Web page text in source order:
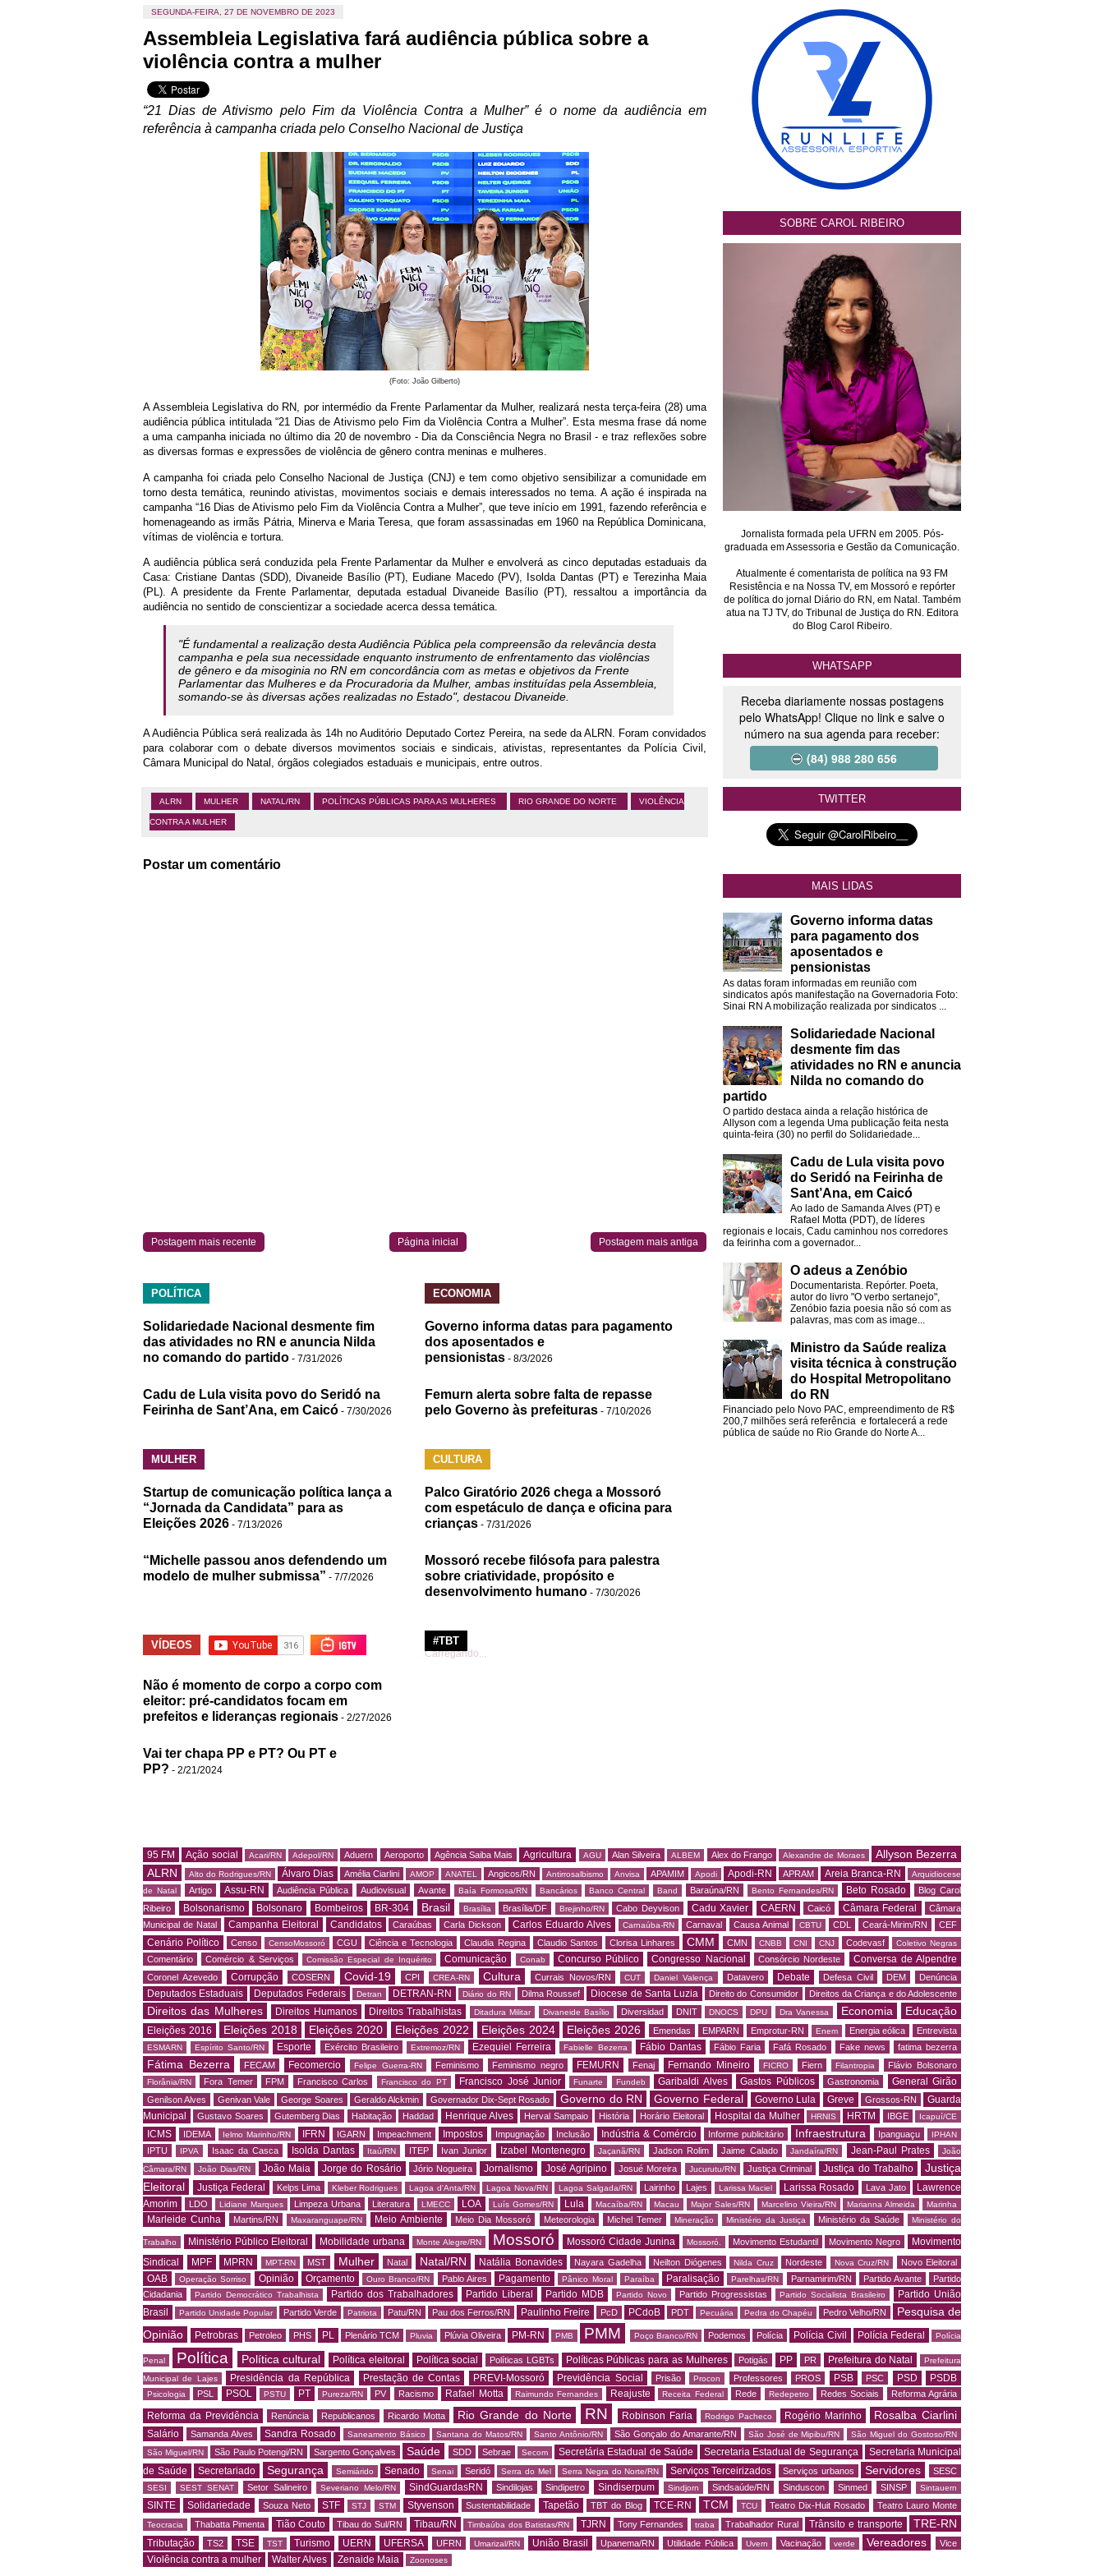
SEGUNDA-FEIRA, 27 DE NOVEMBRO DE 2023
Assembleia Legislativa fará audiência pública sobre a
violência contra a mulher
“21 Dias de Ativismo pelo Fim da Violência Contra a Mulher” é o nome da audiência em
referência à campanha criada pelo Conselho Nacional de Justiça
(Foto: João Gilberto)
A Assembleia Legislativa do RN, por intermédio da Frente Parlamentar da Mulher, realizará nesta terça-feira (28) uma
audiência pública intitulada “21 Dias de Ativismo pelo Fim da Violência Contra a Mulher”. Esta mesma frase dá nome
a uma campanha iniciada no último dia 20 de novembro - Dia da Consciência Negra no Brasil - e traz reflexões sobre
as diversas formas e expressões de violência de gênero contra meninas e mulheres.
A campanha foi criada pelo Conselho Nacional de Justiça (CNJ) e tem como objetivo sensibilizar a comunidade em
torno desta temática, reunindo ativistas, movimentos sociais e demais interessados no tema. A ação é inspirada na
campanha “16 Dias de Ativismo pelo Fim da Violência Contra a Mulher”, que teve início em 1991, fazendo referência e
homenageando as irmãs Pátria, Minerva e Maria Teresa, que foram assassinadas em 1960 na República Dominicana,
vítimas de violência e tortura.
A audiência pública será conduzida pela Frente Parlamentar da Mulher e envolverá as cinco deputadas estaduais da
Casa: Cristiane Dantas (SDD), Divaneide Basílio (PT), Eudiane Macedo (PV), Isolda Dantas (PT) e Terezinha Maia
(PL). A presidente da Frente Parlamentar, deputada estadual Divaneide Basílio (PT), ressaltou a importância da
audiência no sentido de conscientizar a sociedade acerca dessa temática.
"É fundamental a realização desta Audiência Pública pela compreensão da relevância desta
campanha e pela sua necessidade enquanto instrumento de enfrentamento das violências
de gênero e da misoginia no RN em concordância com as metas e objetivos da Frente
Parlamentar das Mulheres e da Procuradoria da Mulher, ambas instituídas pela Assembleia,
somando-se às diversas ações realizadas no Estado", destacou Divaneide.
A Audiência Pública será realizada às 14h no Auditório Deputado Cortez Pereira, na sede da ALRN. Foram convidados
para colaborar com o debate diversos movimentos sociais e sindicais, ativistas, representantes da Polícia Civil,
Câmara Municipal do Natal, órgãos colegiados estaduais e municipais, entre outros.
ALRN MULHER NATAL/RN POLÍTICAS PÚBLICAS PARA AS MULHERES RIO GRANDE DO NORTE VIOLÊNCIA
CONTRA A MULHER
Postar um comentário
Postagem mais recente Postagem mais antiga
Página inicial
POLÍTICA
Solidariedade Nacional desmente fim
das atividades no RN e anuncia Nilda
no comando do partido - 7/31/2026
Cadu de Lula visita povo do Seridó na
Feirinha de Sant’Ana, em Caicó - 7/30/2026
ECONOMIA
Governo informa datas para pagamento
dos aposentados e
pensionistas - 8/3/2026
Femurn alerta sobre falta de repasse
pelo Governo às prefeituras - 7/10/2026
MULHER
Startup de comunicação política lança a
“Jornada da Candidata” para as
Eleições 2026 - 7/13/2026
“Michelle passou anos defendendo um
modelo de mulher submissa” - 7/7/2026
CULTURA
Palco Giratório 2026 chega a Mossoró
com espetáculo de dança e oficina para
crianças - 7/31/2026
Mossoró recebe filósofa para palestra
sobre criatividade, propósito e
desenvolvimento humano - 7/30/2026
VÍDEOS
Não é momento de corpo a corpo com
eleitor: pré-candidatos focam em
prefeitos e lideranças regionais - 2/27/2026
Vai ter chapa PP e PT? Ou PT e
PP? - 2/21/2024
#TBT
Carregando...
SOBRE CAROL RIBEIRO
Jornalista formada pela UFRN em 2005. Pós-
graduada em Assessoria e Gestão da Comunicação.
Atualmente é comentarista de política na 93 FM
Resistência e na Nossa TV, em Mossoró e repórter
de política do jornal Diário do RN, em Natal. Também
atua na TJ TV, do Tribunal de Justiça do RN. Editora
do Blog Carol Ribeiro.
WHATSAPP
Receba diariamente nossas postagens
pelo WhatsApp! Clique no link e salve o
número na sua agenda para receber:
(84) 988 280 656
TWITTER
MAIS LIDAS
Governo informa datas
para pagamento dos
aposentados e
pensionistas
As datas foram informadas em reunião com
sindicatos após manifestação na Governadoria Foto:
Sinai RN A mobilização realizada por sindicatos ...
Solidariedade Nacional
desmente fim das
atividades no RN e anuncia
Nilda no comando do
partido
O partido destaca ainda a relação histórica de
Allyson com a legenda Uma publicação feita nesta
quinta-feira (30) no perfil do Solidariedade...
Cadu de Lula visita povo
do Seridó na Feirinha de
Sant’Ana, em Caicó
Ao lado de Samanda Alves (PT) e
Rafael Motta (PDT), de líderes
regionais e locais, Cadu caminhou nos corredores
da feirinha com a governador...
O adeus a Zenóbio
Documentarista. Repórter. Poeta,
autor do livro "O verbo sertanejo",
Zenóbio fazia poesia não só com as
palavras, mas com as image...
Ministro da Saúde realiza
visita técnica à construção
do Hospital Metropolitano
do RN
Financiado pelo Novo PAC, empreendimento de R$
200,7 milhões será referência e fortalecerá a rede
pública de saúde no Rio Grande do Norte A...
95 FM Ação social Acari/RN Adepol/RN Aduern Aeroporto Agência Saiba Mais Agricultura AGU Alan Silveira ALBEM Alex do Frango Alexandre de Moraes
Allyson Bezerra
ALRN
Alto do Rodrigues/RN Álvaro Dias Amélia Ciarlini AMOP ANATEL Angicos/RN Antirrosalbismo Anvisa APAMIM Apodi Apodi-RN APRAM Areia Branca-RN
Arquidiocese
de Natal
Artigo Assu-RN Audiência Pública Audiovisual Avante Baía Formosa/RN Bancários Banco Central Band Baraúna/RN Bento Fernandes/RN Beto Rosado
Blog Carol
Ribeiro
Bolsonarismo Bolsonaro Bombeiros BR-304 Brasil Brasília Brasília/DF Brejinho/RN Cabo Deyvison Cadu Xavier CAERN Caicó Câmara Federal
Câmara
Municipal de Natal
Campanha Eleitoral Candidatos Caraúbas Carla Dickson Carlos Eduardo Alves Carnaúba-RN Carnaval Causa Animal CBTU CDL Ceará-Mirim/RN CEF
Cenário Político Censo CensoMossoró CGU Ciência e Tecnologia Claudia Regina Claudio Santos Clorisa Linhares CMM CMN CNBB CNI CNJ Codevasf Coletivo Negras
Comentário Comércio & Serviços Comissão Especial de Inquérito Comunicação Conab Concurso Público Congresso Nacional Consórcio Nordeste Conversa de Alpendre
Coronel Azevedo Corrupção COSERN Covid-19 CPI CREA-RN Cultura Currais Novos/RN CUT Daniel Valença Datavero Debate Defesa Civil DEM Denúncia
Deputados Estaduais Deputados Federais Detran DETRAN-RN Diário do RN Dilma Roussef Diocese de Santa Luzia Direito do Consumidor Direitos da Criança e do Adolescente
Direitos das Mulheres Direitos Humanos Direitos Trabalhistas Ditadura Militar Divaneide Basílio Diversidad DNIT DNOCS DPU Dra Vanessa Economia Educação
Eleições 2016 Eleições 2018 Eleições 2020 Eleições 2022 Eleições 2024 Eleições 2026 Emendas EMPARN Emprotur-RN Enem Energia eólica Entrevista
ESMARN Espírito Santo/RN Esporte Exército Brasileiro Extremoz/RN Ezequiel Ferreira Fabielle Bezerra Fábio Dantas Fábio Faria Fafá Rosado Fake news fatima bezerra
Fátima Bezerra FECAM Fecomercio Felipe Guerra-RN Feminismo Feminismo negro FEMURN Fenaj Fernando Mineiro FICRO Fiern Filantropia Flávio Bolsonaro
Florânia/RN Fora Temer FPM Francisco Carlos Francisco do PT Francisco José Junior Funarte Fundeb Garibaldi Alves Gastos Públicos Gastronomia General Girão
Genilson Alves Genivan Vale George Soares Geraldo Alckmin Governador Dix-Sept Rosado Governo do RN Governo Federal Governo Lula Greve Grossos-RN
Guarda
Municipal
Gustavo Soares Gutemberg Dias Habitação Haddad Henrique Alves Herval Sampaio História Horário Eleitoral Hospital da Mulher HRNIS HRTM IBGE Icapuí/CE
ICMS IDEMA Ielmo Marinho/RN IFRN IGARN Impeachment Impostos Impugnação Inclusão Indústria & Comércio Informe publicitário Infraestrutura Ipanguaçu IPHAN
IPTU IPVA Isaac da Casca Isolda Dantas Itaú/RN ITEP Ivan Junior Izabel Montenegro Jaçanã/RN Jadson Rolim Jaime Calado Jandaíra/RN Jean-Paul Prates
João
Câmara/RN
João Dias/RN João Maia Jorge do Rosário Jório Nogueira Jornalismo José Agripino Josué Moreira Jucurutu/RN Justiça Criminal Justiça do Trabalho
Justiça
Eleitoral
Justiça Federal Kelps Lima Kleber Rodrigues Lagoa d'Anta/RN Lagoa Nova/RN Lagoa Salgada/RN Lairinho Lajes Larissa Maciel Larissa Rosado Lava Jato
Lawrence
Amorim
LDO Lidiane Marques Limpeza Urbana Literatura LMECC LOA Luís Gomes/RN Lula Macaíba/RN Macau Major Sales/RN Marcelino Vieira/RN Marianna Almeida Marinha
Marleide Cunha Martins/RN Maxaranguape/RN Meio Ambiente Meio Dia Mossoró Meteorologia Michel Temer Mineração Ministério da Justiça Ministério da Saúde Ministério do
Trabalho Ministério Público Eleitoral Mobilidade urbana Monte Alegre/RN Mossoró Mossoró Cidade Junina Mossoró. Movimento Estudantil Movimento Negro
Movimento
Sindical
MPF MPRN MPT-RN MST Mulher Natal Natal/RN Natália Bonavides Nayara Gadelha Neilton Diógenes Nilda Cruz Nordeste Nova Cruz/RN Novo Eleitoral
OAB Operação Sorriso Opinião Orçamento Ouro Branco/RN Pablo Aires Pagamento Pânico Moral Paraíba Paralisação Parelhas/RN Parnamirim/RN Partido Avante
Partido
Cidadania
Partido Democrático Trabalhista Partido dos Trabalhadores Partido Liberal Partido MDB Partido Novo Partido Progressistas Partido Socialista Brasileiro
Partido União
Brasil
Partido Unidade Popular Partido Verde Patriota Patu/RN Pau dos Ferros/RN Paulinho Freire PcD PCdoB PDT Pecuária Pedra do Chapéu Pedro Velho/RN
Pesquisa de
Opinião
Petrobras Petroleo PHS PL Plenário TCM Pluvia Plúvia Oliveira PM-RN PMB PMM Poço Branco/RN Podemos Polícia Polícia Civil Polícia Federal Polícia
Penal Política Política cultural Política eleitoral Política social Políticas LGBTs Políticas Públicas para as Mulheres Potigás PP PR Prefeitura do Natal
Prefeitura
Municipal de Lajes
Presidência da República Prestação de Contas PREVI-Mossoró Previdência Social Prisão Procon Professores PROS PSB PSC PSD PSDB
Psicologia PSL PSOL PSTU PT Pureza/RN PV Racismo Rafael Motta Raimundo Fernandes Reajuste Receita Federal Rede Redepetro Redes Sociais Reforma Agrária
Reforma da Previdência Renúncia Republicanos Ricardo Motta Rio Grande do Norte RN Robinson Faria Rodrigo Pacheco Rogério Marinho Rosalba Ciarlini
Salário Samanda Alves Sandra Rosado Saneamento Básico Santana do Matos/RN Santo Antônio/RN São Gonçalo do Amarante/RN São José de Mipibu/RN
São Miguel do Gostoso/RN
São Miguel/RN
São Paulo Potengi/RN Sargento Gonçalves Saúde SDD Sebrae Secom Secretária Estadual de Saúde Secretaria Estadual de Segurança
Secretaria Municipal
de Saúde
Secretariado Segurança Semiárido Senado Senai Seridó Serra do Mel Serra Negra do Norte/RN Serviços Terceirizados Serviços urbanos Servidores SESC
SESI SEST SENAT Setor Salineiro Severiano Melo/RN SindGuardasRN Sindilojas Sindipetro Sindiserpum Sindjorn Sindsaúde/RN Sinduscon Sinmed SINSP Sintauern
SINTE Solidariedade Souza Neto STF STJ STM Styvenson Sustentabilidade Tapetão TBT do Blog TCE-RN TCM TCU Teatro Dix-Huit Rosado Teatro Lauro Monte
Teocracia Thabatta Pimenta Tião Couto Tibau do Sul/RN Tibau/RN Timbaúba dos Batistas/RN TJRN Tony Fernandes traba Trabalhador Rural Trânsito e transporte TRE-RN
Tributação TS2 TSE TST Turismo UERN UFERSA UFRN Umarizal/RN União Brasil Upanema/RN Utilidade Pública Uvern Vacinação verde Vereadores Vice
Violência contra a mulher Walter Alves Zenaide Maia Zoonoses